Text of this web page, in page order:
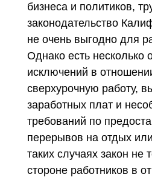
бизнеса и политиков,
законодательство
не очень выгодно для
Однако есть несколько
исключений в
сверхурочную работу,
заработных плат и
требований по
перерывов на отдых
таких случаях закон не
стороне работников в